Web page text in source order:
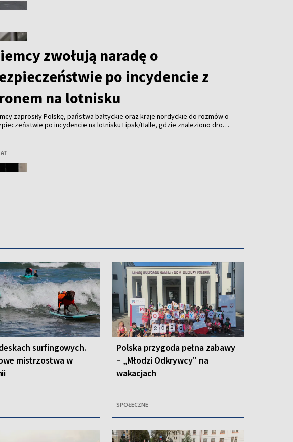
zwołują naradę o
po incydencie z
na lotnisku
zaprosiły Polskę, państwa bałtyckie oraz kraje nordyckie do rozmów o
po incydencie na lotnisku Lipsk/Halle, gdzie znaleziono drona
surfingowych.
mistrzostwa w
Polska przygoda pełna zabawy
– „Młodzi Odkrywcy” na
wakacjach
SPOŁECZNE